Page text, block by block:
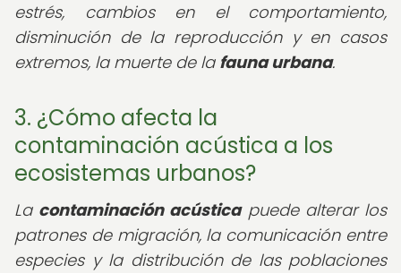
estrés, cambios en el comportamiento,
disminución de la reproducción y en casos
extremos, la muerte de la fauna urbana.
3. ¿Cómo afecta la
contaminación acústica a los
ecosistemas urbanos?
La contaminación acústicapuede alterar los
patrones de migración, la comunicación entre
especies y la distribución de las poblaciones